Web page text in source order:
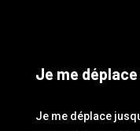
Je me
Je me déplace